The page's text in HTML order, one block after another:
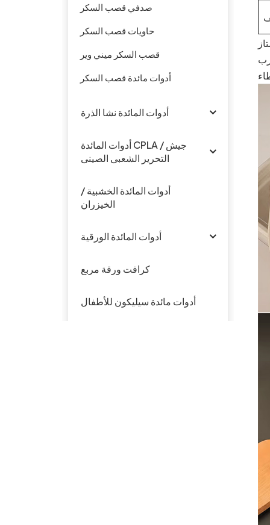
صدفي قصب السكر
حاويات قصب السكر
قصب السكر ميني وير
أدوات مائدة قصب السكر
أدوات المائدة نشا الذرة
أدوات المائدة CPLA / جيش
التحرير الشعبى الصينى
أدوات المائدة الخشبية /
الخيزران
أدوات المائدة الورقية
كرافت ورقة مربع
أدوات مائدة سيليكون للأطفال